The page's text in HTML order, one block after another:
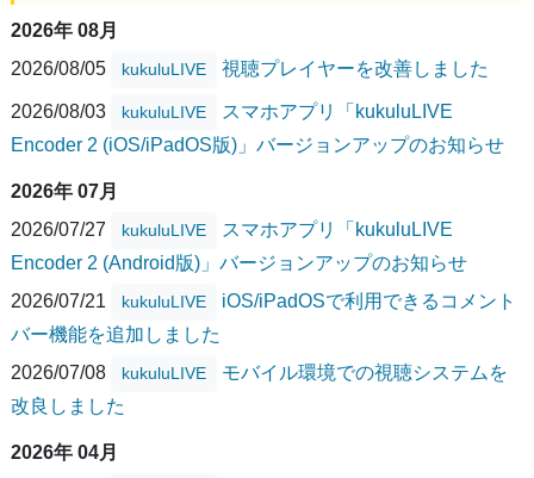
2026年 08月
2026/08/05
kukuluLIVE 視聴プレイヤーを改善しました
2026/08/03 kukuluLIVE
スマホアプリ「kukuluLIVE
Encoder 2 (iOS/iPadOS版)」バージョンアップのお知らせ
2026年 07月
2026/07/27
kukuluLIVE
スマホアプリ「kukuluLIVE
Encoder 2 (Android版)」バージョンアップのお知らせ
2026/07/21
kukuluLIVE
iOS/iPadOSで利用できるコメント
バー機能を追加しました
2026/07/08
kukuluLIVE
モバイル環境での視聴システムを
改良しました
2026年 04月